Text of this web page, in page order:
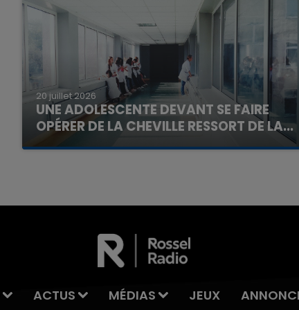
20 juillet 2026
UNE ADOLESCENTE DEVANT SE FAIRE
OPÉRER DE LA CHEVILLE RESSORT DE LA...
La famille a porté plainte contre la clinique qui a
ACTUS MÉDIAS JEUX